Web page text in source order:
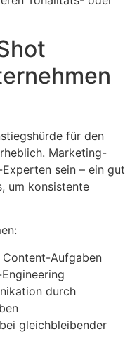
für den
Marketing-
sein – ein gut
um konsistente
Content-Aufgaben
durch
gleichbleibender